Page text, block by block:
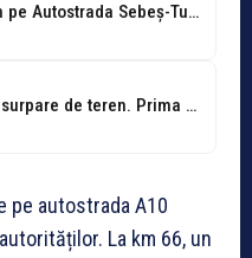
O nouă surpare de teren pe Autostrada Sebeș-Turda: se circulă pe o...
Autostrada A10: o nouă surpare de teren. Prima bandă este complet compromisă
pe autostrada A10
La km 66, un